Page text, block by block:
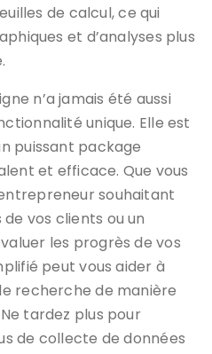
de calcul, ce qui
et d’analyses plus
n’a jamais été aussi
unique. Elle est
puissant package
et efficace. Que vous
souhaitant
vos clients ou un
les progrès de vos
peut vous aider à
recherche de manière
tardez plus pour
de collecte de données